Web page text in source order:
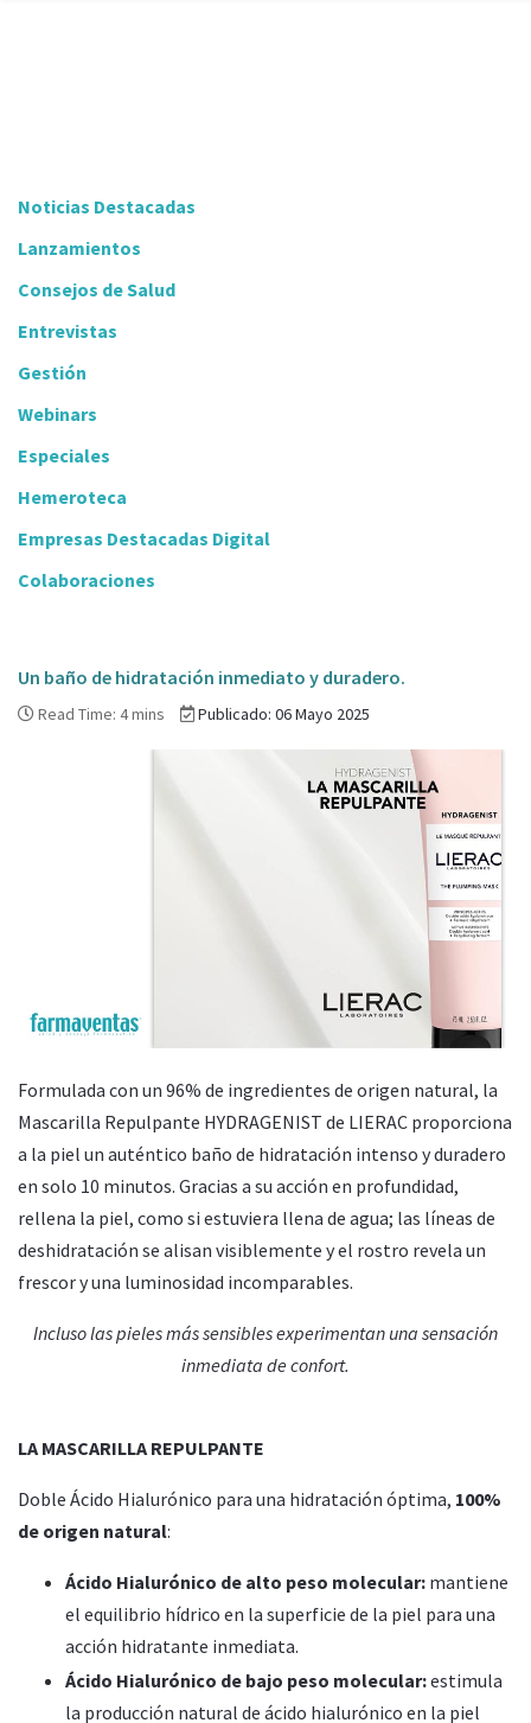
Noticias Destacadas
Lanzamientos
Consejos de Salud
Entrevistas
Gestión
Webinars
Especiales
Hemeroteca
Empresas Destacadas Digital
Colaboraciones
Un baño de hidratación inmediato y duradero.
Read Time: 4 mins Publicado: 06 Mayo 2025
Formulada con un 96% de ingredientes de origen natural, la
Mascarilla Repulpante HYDRAGENIST de LIERAC proporciona
a la piel un auténtico baño de hidratación intenso y duradero
en solo 10 minutos. Gracias a su acción en profundidad,
rellena la piel, como si estuviera llena de agua; las líneas de
deshidratación se alisan visiblemente y el rostro revela un
frescor y una luminosidad incomparables.
Incluso las pieles más sensibles experimentan una sensación
inmediata de confort.
LA MASCARILLA REPULPANTE
Doble Ácido Hialurónico para una hidratación óptima, 100%
de origen natural:
Ácido Hialurónico de alto peso molecular: mantiene
el equilibrio hídrico en la superficie de la piel para una
acción hidratante inmediata.
Ácido Hialurónico de bajo peso molecular:estimula
la producción natural de ácido hialurónico en la piel